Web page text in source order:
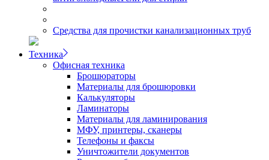
Средства для прочистки канализационных труб
Техника
Офисная техника
Брошюраторы
Материалы для брошюровки
Калькуляторы
Ламинаторы
Материалы для ламинирования
МФУ, принтеры, сканеры
Телефоны и факсы
Уничтожители документов